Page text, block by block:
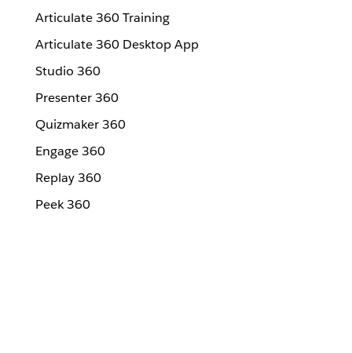
Articulate 360 Training
Articulate 360 Desktop App
Studio 360
Presenter 360
Quizmaker 360
Engage 360
Replay 360
Peek 360